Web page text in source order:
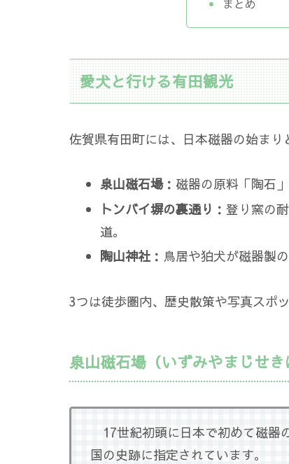
まとめ
愛犬と行ける有田観光
佐賀県有田町には、日本磁器の始まり
泉山磁石場：磁器の原料「陶石
トンバイ塀の裏通り ：登り窯の
道。
陶山神社：鳥居や狛犬が磁器製
3つは徒歩圏内、歴史散策や写真スポ
泉山磁石場（いずみやまじせき
17世紀初頭に日本で初めて磁器
国の史跡に指定されています。